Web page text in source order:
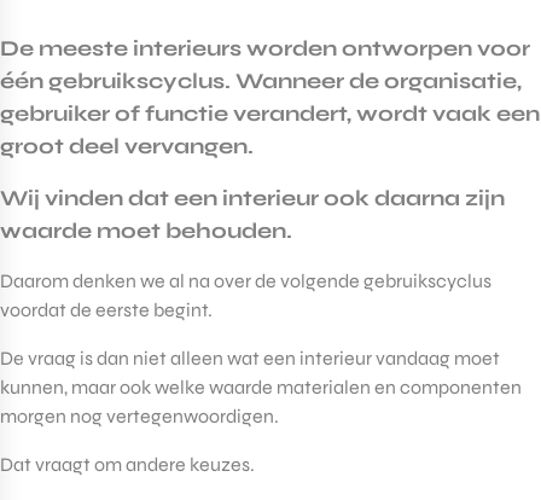
De meeste interieurs worden ontworpen voor
één gebruikscyclus. Wanneer de organisatie,
gebruiker of functie verandert, wordt vaak een
groot deel vervangen.
Wij vinden dat een interieur ook daarna zijn
waarde moet behouden.
Daarom denken we al na over de volgende gebruikscyclus
voordat de eerste begint.
De vraag is dan niet alleen wat een interieur vandaag moet
kunnen, maar ook welke waarde materialen en componenten
morgen nog vertegenwoordigen.
Dat vraagt om andere keuzes.